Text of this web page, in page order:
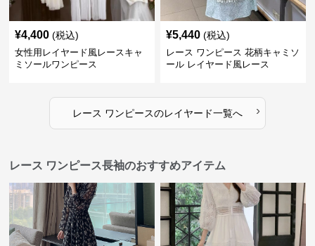
¥4,400 (税込)
女性用レイヤード風レースキャ
ミソールワンピース
¥5,440 (税込)
レース ワンピース 花柄キャミソ
ール レイヤード風レース
レース ワンピースのレイヤード一覧へ ›
レース ワンピース長袖のおすすめアイテム